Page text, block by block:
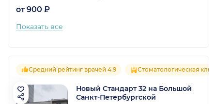
от 900 ₽
Показать все
Средний рейтинг врачей 4.9 Стоматологическая
Новый Стандарт 32 на Большой
Санкт-Петербургской